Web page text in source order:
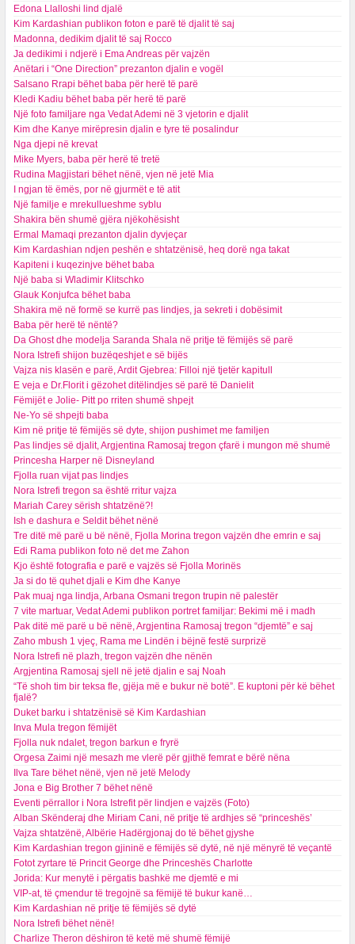
Edona Llalloshi lind djalë
Kim Kardashian publikon foton e parë të djalit të saj
Madonna, dedikim djalit të saj Rocco
Ja dedikimi i ndjerë i Ema Andreas për vajzën
Anëtari i “One Direction” prezanton djalin e vogël
Salsano Rrapi bëhet baba për herë të parë
Kledi Kadiu bëhet baba për herë të parë
Një foto familjare nga Vedat Ademi në 3 vjetorin e djalit
Kim dhe Kanye mirëpresin djalin e tyre të posalindur
Nga djepi në krevat
Mike Myers, baba për herë të tretë
Rudina Magjistari bëhet nënë, vjen në jetë Mia
I ngjan të ëmës, por në gjurmët e të atit
Një familje e mrekullueshme syblu
Shakira bën shumë gjëra njëkohësisht
Ermal Mamaqi prezanton djalin dyvjeçar
Kim Kardashian ndjen peshën e shtatzënisë, heq dorë nga takat
Kapiteni i kuqezinjve bëhet baba
Një baba si Wladimir Klitschko
Glauk Konjufca bëhet baba
Shakira më në formë se kurrë pas lindjes, ja sekreti i dobësimit
Baba për herë të nëntë?
Da Ghost dhe modelja Saranda Shala në pritje të fëmijës së parë
Nora Istrefi shijon buzëqeshjet e së bijës
Vajza nis klasën e parë, Ardit Gjebrea: Filloi një tjetër kapitull
E veja e Dr.Florit i gëzohet ditëlindjes së parë të Danielit
Fëmijët e Jolie- Pitt po rriten shumë shpejt
Ne-Yo së shpejti baba
Kim në pritje të fëmijës së dyte, shijon pushimet me familjen
Pas lindjes së djalit, Argjentina Ramosaj tregon çfarë i mungon më shumë
Princesha Harper në Disneyland
Fjolla ruan vijat pas lindjes
Nora Istrefi tregon sa është rritur vajza
Mariah Carey sërish shtatzënë?!
Ish e dashura e Seldit bëhet nënë
Tre ditë më parë u bë nënë, Fjolla Morina tregon vajzën dhe emrin e saj
Edi Rama publikon foto në det me Zahon
Kjo është fotografia e parë e vajzës së Fjolla Morinës
Ja si do të quhet djali e Kim dhe Kanye
Pak muaj nga lindja, Arbana Osmani tregon trupin në palestër
7 vite martuar, Vedat Ademi publikon portret familjar: Bekimi më i madh
Pak ditë më parë u bë nënë, Argjentina Ramosaj tregon “djemtë” e saj
Zaho mbush 1 vjeç, Rama me Lindën i bëjnë festë surprizë
Nora Istrefi në plazh, tregon vajzën dhe nënën
Argjentina Ramosaj sjell në jetë djalin e saj Noah
“Të shoh tim bir teksa fle, gjëja më e bukur në botë”. E kuptoni për kë bëhet
fjalë?
Duket barku i shtatzënisë së Kim Kardashian
Inva Mula tregon fëmijët
Fjolla nuk ndalet, tregon barkun e fryrë
Orgesa Zaimi një mesazh me vlerë për gjithë femrat e bërë nëna
Ilva Tare bëhet nënë, vjen në jetë Melody
Jona e Big Brother 7 bëhet nënë
Eventi përrallor i Nora Istrefit për lindjen e vajzës (Foto)
Alban Skënderaj dhe Miriam Cani, në pritje të ardhjes së “princeshës’
Vajza shtatzënë, Albërie Hadërgjonaj do të bëhet gjyshe
Kim Kardashian tregon gjininë e fëmijës së dytë, në një mënyrë të veçantë
Fotot zyrtare të Princit George dhe Princeshës Charlotte
Jorida: Kur menytë i përgatis bashkë me djemtë e mi
VIP-at, të çmendur të tregojnë sa fëmijë të bukur kanë…
Kim Kardashian në pritje të fëmijës së dytë
Nora Istrefi bëhet nënë!
Charlize Theron dëshiron të ketë më shumë fëmijë